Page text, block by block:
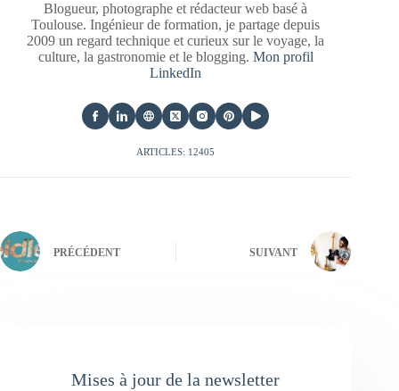
Blogueur, photographe et rédacteur web basé à
Toulouse. Ingénieur de formation, je partage depuis
2009 un regard technique et curieux sur le voyage, la
culture, la gastronomie et le blogging. Mon profil
LinkedIn
ARTICLES: 12405
PRÉCÉDENT SUIVANT
Mises à jour de la newsletter